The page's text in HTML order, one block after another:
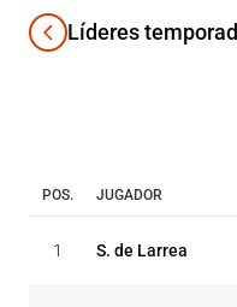
Líderes
POS. JUGADOR
1 S. de Larrea